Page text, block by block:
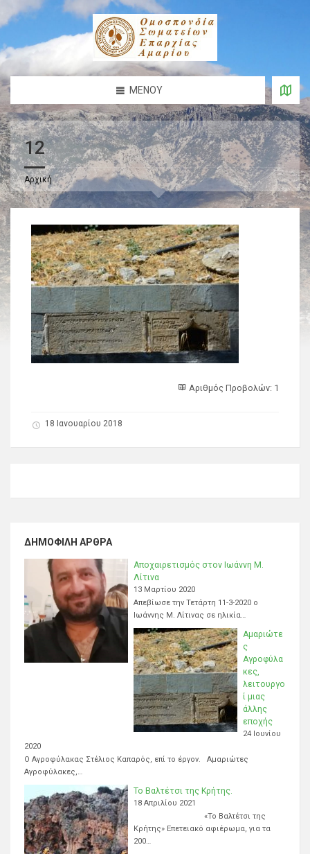
ΜΕΝΟΎ
12
Αρχική
Αριθμός Προβολών: 1
18 Ιανουαρίου 2018
ΔΗΜΟΦΙΛΉ ΆΡΘΡΑ
Αποχαιρετισμός στον Ιωάννη Μ.
Λίτινα
13 Μαρτίου 2020
Απεβίωσε την Τετάρτη 11-3-2020 ο
Ιωάννης Μ. Λίτινας σε ηλικία…
Αμαριώτε
ς
Αγροφύλα
κες,
λειτουργο
ί μιας
άλλης
εποχής
24 Ιουνίου
2020
Ο Αγροφύλακας Στέλιος Καπαρός, επί το έργον. Αμαριώτες
Αγροφύλακες,…
Το Βαλτέτσι της Κρήτης.
18 Απριλίου 2021
«Το Βαλτέτσι της
Κρήτης» Επετειακό αφιέρωμα, για τα
200…